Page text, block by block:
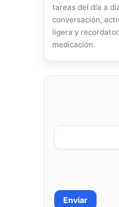
tareas del día a
conversación,
ligera y
medicación.
Enviar